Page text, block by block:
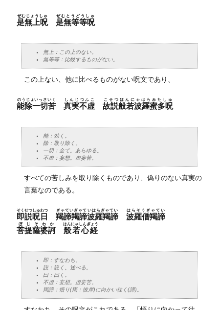
是無上呪
ぜむじょうしゅ
是無等等呪
ぜむとうどうしゅ
無上：この上のない。
無等等：比較するものがない。
この上ない、他に比べるものがない呪文であり、
能除一切苦
のうじょいっさいく
真実不虚
しんじつふこ
故説般若波羅蜜多呪
こせつはんにゃはらみたしゅ
能：効く。
除：取り除く。
一切：全て。あらゆる。
不虚：妄想。虚妄苦。
すべての苦しみを取り除くものであり、偽りのない真実の
言葉なのである。
即説呪日
そくせつしゅわつ
羯諦羯諦波羅羯諦
ぎゃていぎゃていはらぎゃてい
波羅僧羯諦
はらそうぎゃてい
菩提薩婆訶
ぼじそわか
般若心経
はんにゃしんぎょう
即：すなわち。
説：説く。述べる。
曰：曰く。
不虚：妄想。虚妄苦。
羯諦：悟り(羯：彼岸)に向かい往く(諦)。